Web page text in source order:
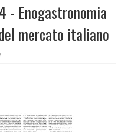
- Enogastronomia
mercato italiano